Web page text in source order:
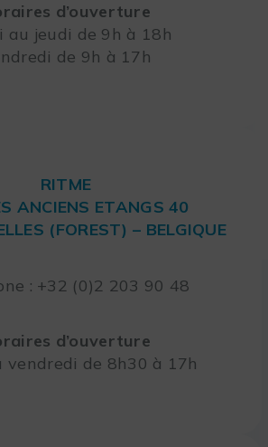
d’ouverture
au jeudi de 9h à 18h
de 9h à 17h
RITME
ANCIENS ETANGS 40
(FOREST) – BELGIQUE
: +32 (0)2 203 90 48
d’ouverture
vendredi de 8h30 à 17h